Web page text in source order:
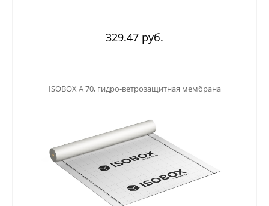
329.47 руб.
ISOBOX А 70, гидро-ветрозащитная мембрана